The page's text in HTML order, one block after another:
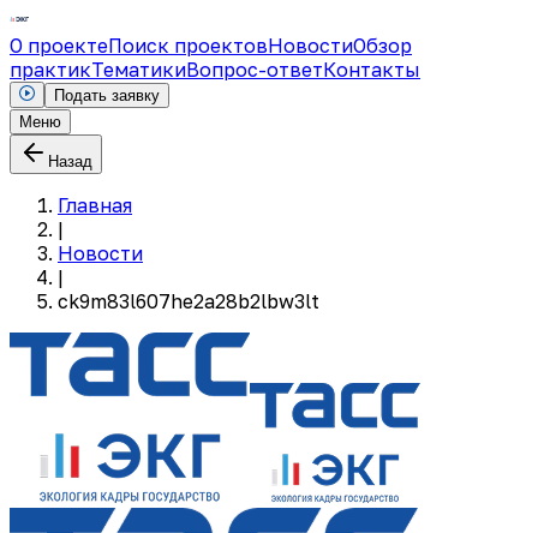
О проектеПоиск проектовНовостиОбзор
практикТематикиВопрос-ответКонтакты
Подать заявку
Меню
Назад
Главная
|
Новости
|
ck9m83l607he2a28b2lbw3lt